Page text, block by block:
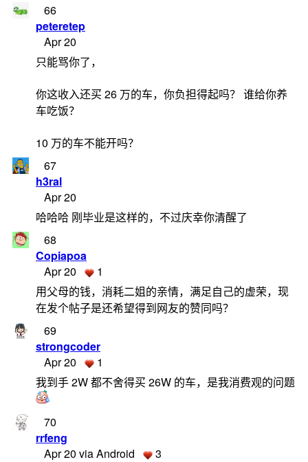
66
peteretep
Apr 20
只能骂你了，
你这收入还买 26 万的车，你负担得起吗？ 谁给你养
车吃饭？
10 万的车不能开吗？
67
h3ral
Apr 20
哈哈哈 刚毕业是这样的，不过庆幸你清醒了
68
Copiapoa
Apr 20
1
用父母的钱，消耗二姐的亲情，满足自己的虚荣，现
在发个帖子是还希望得到网友的赞同吗？
69
strongcoder
Apr 20
1
我到手 2W 都不舍得买 26W 的车，是我消费观的问题
70
rrfeng
Apr 20 via Android
3